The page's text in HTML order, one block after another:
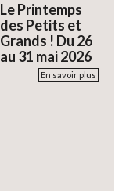
Le Printemps
des Petits et
Grands ! Du 26
au 31 mai 2026
En savoir plus